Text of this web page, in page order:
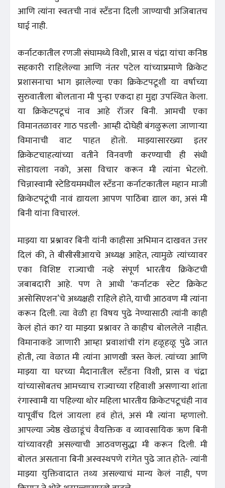
आणि त्यांना स्वतःची नावं स्टँडना दिली जाण्याची अजिबातच
घाई नाही.
कर्नाटकातील रणजी संघामध्ये विशी, प्रास व चंद्रा यांचा कनिष्ठ
सहकारी राहिलेल्या आणि नंतर पटेल यांच्याप्रमाणे क्रिकेट
प्रशासनाचा भाग झालेल्या एका क्रिकेटपटूशी या वर्षाच्या
सुरुवातीला बोलताना मी पुन्हा एकदा हा मुद्दा उपस्थित केला.
या क्रिकेटपटूचं नाव आहे रॉजर बिनी. आमची एका
विमानतळावर गाठ पडली- आम्ही दोघेही बंगळुरूला जाणाऱ्या
विमानाची वाट पाहत होतो. माझ्यासारख्या इतर
क्रिकेटचाहत्यांच्या वतीने विनवणी करण्याची ही संधी
सोडायला नको, असा विचार करून मी त्यांना भेटलो.
चिन्नास्वामी स्टेडियममधील स्टँडना कर्नाटकातील महान माजी
क्रिकेटपटूंची नावं द्यायला आपण पाठिंबा द्याल का, असं मी
बिनी यांना विचारलं.
माझ्या या प्रश्नावर बिनी यांनी काहीसा अभिमान दाखवत उत्तर
दिलं की, ते बीसीसीआयचे अध्यक्ष आहेत, त्यामुळे त्यांच्यावर
एका विशिष्ट राज्याची नव्हे संपूर्ण भारतीय क्रिकेटची
जबाबदारी आहे. पण ते आधी ‘कर्नाटक स्टेट क्रिकेट
असोसिएशन’चे अध्यक्षही राहिले होते, याची आठवण मी त्यांना
करून दिली. त्या वेळी हा विषय पुढे नेण्यासाठी त्यांनी काही
केलं होतं का? या माझ्या प्रश्नावर ते काहीच बोललेले नाहीत.
विमानाकडे जाणारी आम्हा प्रवाशांची रांग हळूहळू पुढे जात
होती, त्या वेळात मी त्यांना आणखी त्रस्त केलं. त्यांच्या आणि
माझ्या या घरच्या मैदानातील स्टँडना विशी, प्रास व चंद्रा
यांच्यासोबतच आमच्याच राज्याच्या रहिवाशी असणाऱ्या शांता
रंगास्वामी या पहिल्या थोर महिला भारतीय क्रिकेटपटूचंही नाव
यापूर्वीच दिलं जायला हवं होतं, असं मी त्यांना म्हणालो.
आपल्या ज्येष्ठ खेळाडूंचं वैयक्तिक व व्यावसायिक ऋण बिनी
यांच्यावरही असल्याची आठवणसुद्धा मी करून दिली. मी
बोलत असताना बिनी अस्वस्थपणे रांगेत पुढे जात होते- त्यांनी
माझ्या युक्तिवादात तथ्य असल्याचं मान्य केलं नाही, पण